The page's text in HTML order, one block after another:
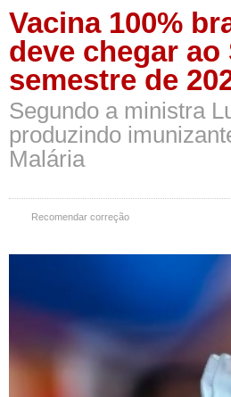
Vacina 100%
deve chegar
semestre de
Segundo a ministra
produzindo
Malária
Recomendar correção